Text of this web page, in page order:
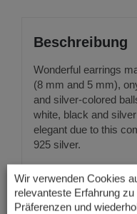
Beschreibung
Wonderful earrings
(8 mm and 5 mm),
and silver-colored
white, black and
elegant due to this
925 silver.
Length of earrings:
Leverback: 925 silver
Wir verwenden Cookies
relevanteste Erfahrung
Präferenzen und